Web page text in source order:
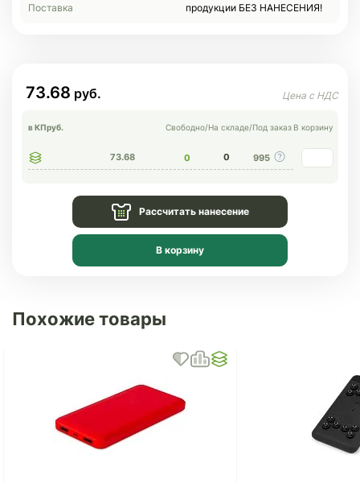
Поставка
продукции БЕЗ НАНЕСЕНИЯ!
73.68
в КПруб. Свободно/На складе/Под заказ В корзину
73.68 0 0 995
Рассчитать нанесение
В корзину
Похожие товары